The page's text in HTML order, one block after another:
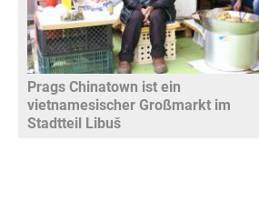
Prags Chinatown ist ein
vietnamesischer Großmarkt im
Stadtteil Libuš